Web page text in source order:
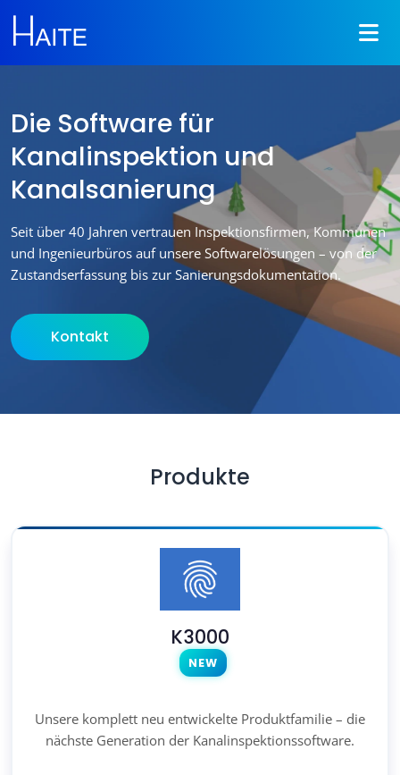
Die Software für
Kanalinspektion und
Kanalsanierung
Seit über 40 Jahren vertrauen Inspektionsfirmen, Kommunen
und Ingenieurbüros auf unsere Softwarelösungen – von der
Zustandserfassung bis zur Sanierungsdokumentation.
Kontakt
Produkte
K3000
NEW
Unsere komplett neu entwickelte Produktfamilie – die
nächste Generation der Kanalinspektionssoftware.